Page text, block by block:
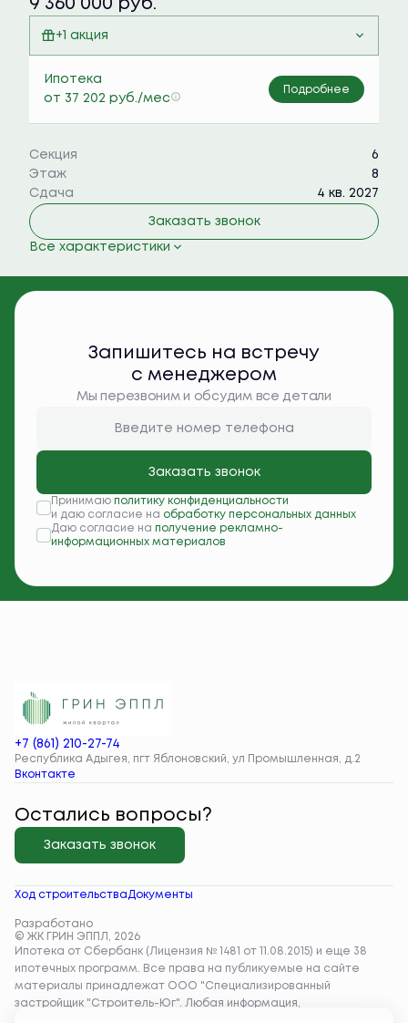
9 360 000 руб.
+1 акция
Ипотека
от 37 202 руб./мес
Подробнее
Секция
6
Этаж
8
Сдача
4 кв. 2027
Заказать звонок
Все характеристики
Запишитесь на встречу
с менеджером
Мы перезвоним и обсудим все детали
Заказать звонок
Принимаю политику конфиденциальности
и даю согласие на обработку персональных данных
Даю согласие на получение рекламно-
информационных материалов
+7 (861) 210-27-74
Республика Адыгея, пгт Яблоновский, ул Промышленная, д.2
Вконтакте
Ход строительстваДокументы
Разработано
© ЖК ГРИН ЭППЛ, 2026
Остались вопросы?
Заказать звонок